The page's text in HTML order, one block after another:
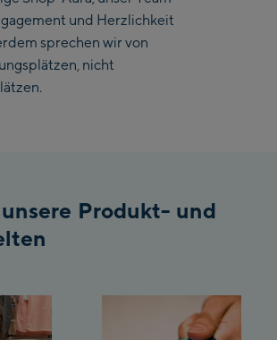
und Herzlichkeit
sprechen wir von
nicht
Produkt- und